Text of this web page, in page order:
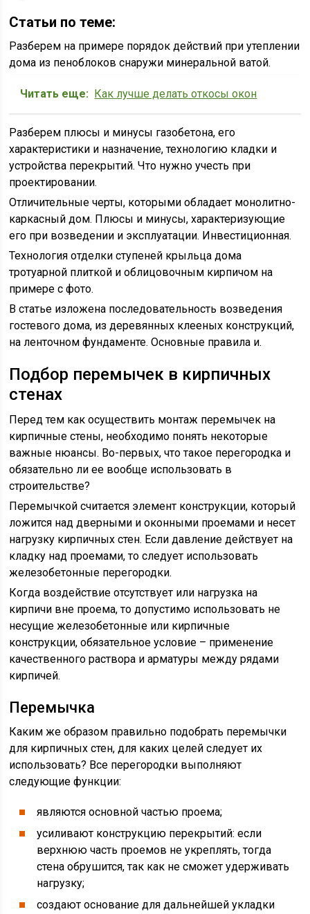
Статьи по теме:
Разберем на примере порядок действий при утеплении
дома из пеноблоков снаружи минеральной ватой.
Читать еще: Как лучше делать откосы окон
Разберем плюсы и минусы газобетона, его
характеристики и назначение, технологию кладки и
устройства перекрытий. Что нужно учесть при
проектировании.
Отличительные черты, которыми обладает монолитно-
каркасный дом. Плюсы и минусы, характеризующие
его при возведении и эксплуатации. Инвестиционная.
Технология отделки ступеней крыльца дома
тротуарной плиткой и облицовочным кирпичом на
примере с фото.
В статье изложена последовательность возведения
гостевого дома, из деревянных клееных конструкций,
на ленточном фундаменте. Основные правила и.
Подбор перемычек в кирпичных
стенах
Перед тем как осуществить монтаж перемычек на
кирпичные стены, необходимо понять некоторые
важные нюансы. Во-первых, что такое перегородка и
обязательно ли ее вообще использовать в
строительстве?
Перемычкой считается элемент конструкции, который
ложится над дверными и оконными проемами и несет
нагрузку кирпичных стен. Если давление действует на
кладку над проемами, то следует использовать
железобетонные перегородки.
Когда воздействие отсутствует или нагрузка на
кирпичи вне проема, то допустимо использовать не
несущие железобетонные или кирпичные
конструкции, обязательное условие – применение
качественного раствора и арматуры между рядами
кирпичей.
Перемычка
Каким же образом правильно подобрать перемычки
для кирпичных стен, для каких целей следует их
использовать? Все перегородки выполняют
следующие функции:
являются основной частью проема;
усиливают конструкцию перекрытий: если
верхнюю часть проемов не укреплять, тогда
стена обрушится, так как не сможет удерживать
нагрузку;
создают основание для дальнейшей укладки